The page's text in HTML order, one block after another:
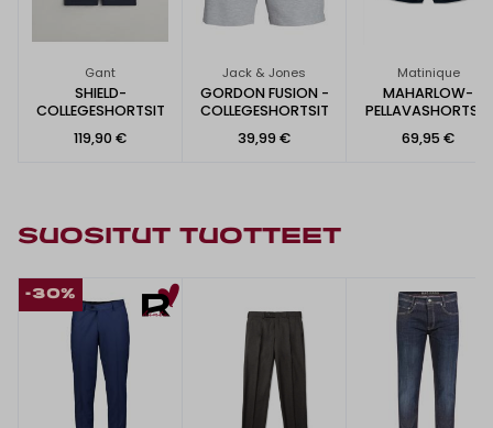
Gant
SHIELD-
COLLEGESHORTSIT
119,90 €
Jack & Jones
GORDON FUSION -
COLLEGESHORTSIT
39,99 €
Matinique
MAHARLOW-
PELLAVASHORTSIT
69,95 €
SUOSITUT TUOTTEET
-30%